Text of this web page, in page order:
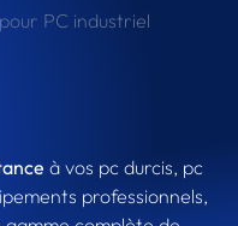
PC industriel
à vos pc durcis, pc
professionnels,